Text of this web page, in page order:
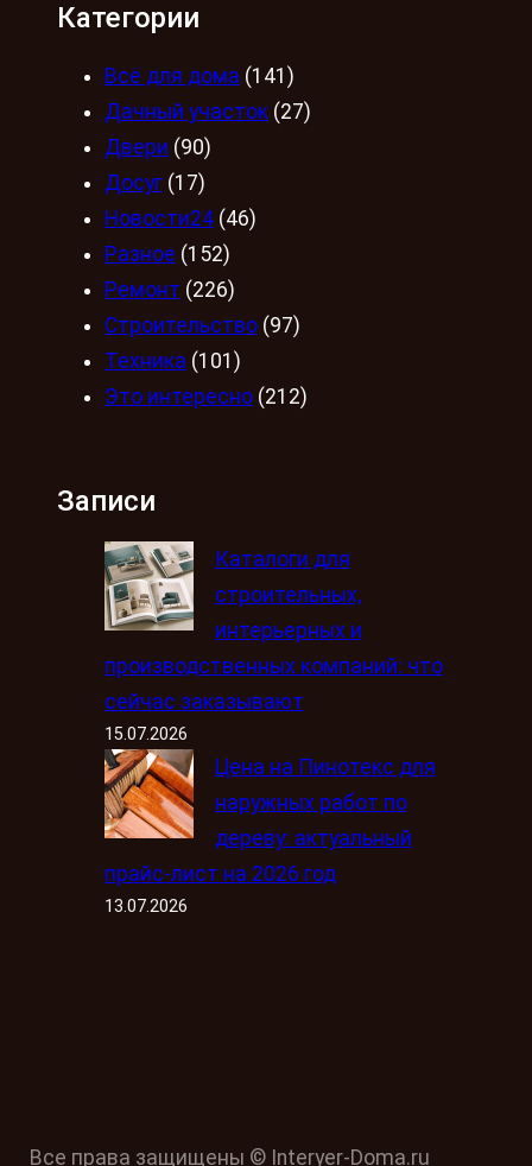
Категории
Всё для дома (141)
Дачный участок (27)
Двери (90)
Досуг (17)
Новости24 (46)
Разное (152)
Ремонт (226)
Строительство (97)
Техника (101)
Это интересно (212)
Записи
Каталоги для
строительных,
интерьерных и
производственных компаний: что
сейчас заказывают
15.07.2026
Цена на Пинотекс для
наружных работ по
дереву: актуальный
прайс-лист на 2026 год
13.07.2026
Все права защищены © Interyer-Doma.ru